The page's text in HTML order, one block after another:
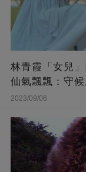
林青霞「女兒
仙氣飄飄：守候
2023/09/06